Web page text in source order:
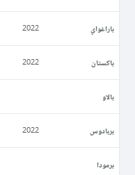
باراغواي 2022
باكستان 2022
بالاو
بربادوس 2022
برمودا